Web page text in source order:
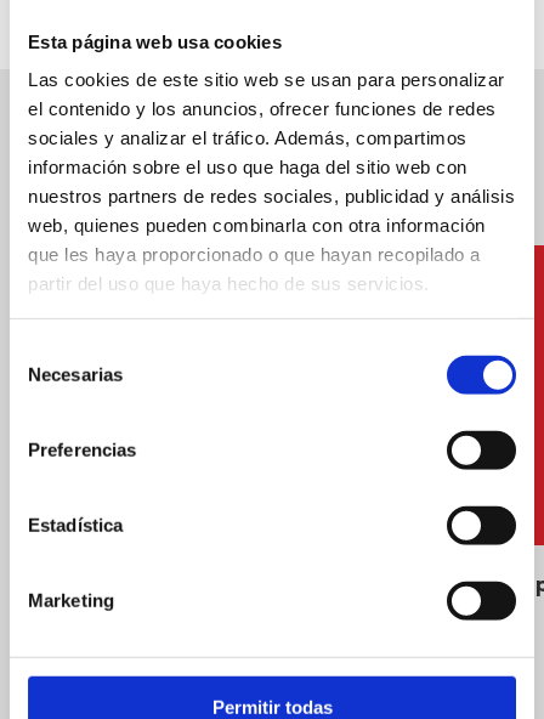
Esta página web usa cookies
Las cookies de este sitio web se usan para personalizar
el contenido y los anuncios, ofrecer funciones de redes
sociales y analizar el tráfico. Además, compartimos
información sobre el uso que haga del sitio web con
nuestros partners de redes sociales, publicidad y análisis
web, quienes pueden combinarla con otra información
que les haya proporcionado o que hayan recopilado a
partir del uso que haya hecho de sus servicios.
Necesarias
Preferencias
Estadística
Marketing
Permitir todas
Autres services
Douches